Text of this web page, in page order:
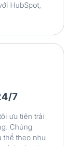
HubSpot,
7
ưu tiên trải
Chúng
thể theo nhu